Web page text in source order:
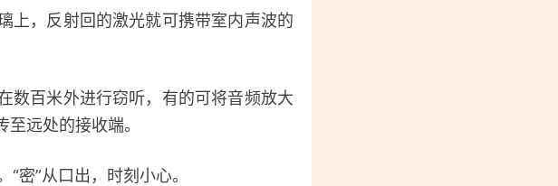
，反射回的激光就可携带室内声波的
百米外进行窃听，有的可将音频放大
远处的接收端。
”从口出，时刻小心。